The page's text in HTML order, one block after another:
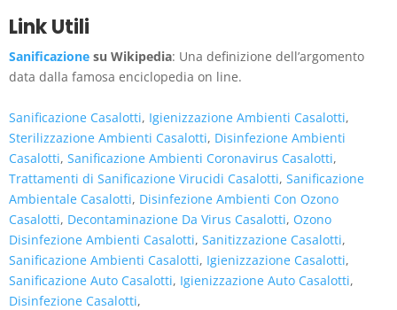
Link Utili
Sanificazione su Wikipedia: Una definizione dell’argomento
data dalla famosa enciclopedia on line.
Sanificazione Casalotti, Igienizzazione Ambienti Casalotti,
Sterilizzazione Ambienti Casalotti, Disinfezione Ambienti
Casalotti, Sanificazione Ambienti Coronavirus Casalotti,
Trattamenti di Sanificazione Virucidi Casalotti, Sanificazione
Ambientale Casalotti, Disinfezione Ambienti Con Ozono
Casalotti, Decontaminazione Da Virus Casalotti, Ozono
Disinfezione Ambienti Casalotti, Sanitizzazione Casalotti,
Sanificazione Ambienti Casalotti, Igienizzazione Casalotti,
Sanificazione Auto Casalotti, Igienizzazione Auto Casalotti,
Disinfezione Casalotti,